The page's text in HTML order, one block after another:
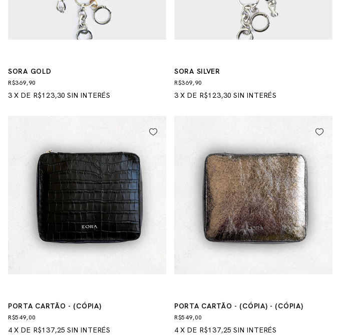
SORA GOLD
R$369,90
3 XDE R$123,30 SIN INTERÉS
SORA SILVER
R$369,90
3 XDE R$123,30 SIN INTERÉS
PORTA CARTÃO - (CÓPIA)
R$549,00
4 XDE R$137,25 SIN INTERÉS
PORTA CARTÃO - (CÓPIA) - (CÓPIA)
R$549,00
4 XDE R$137,25 SIN INTERÉS